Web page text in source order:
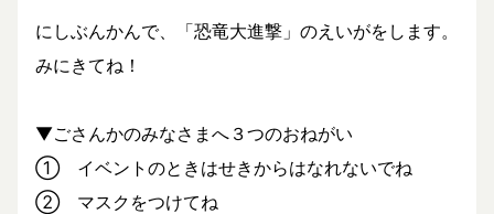
にしぶんかんで、「恐竜大進撃」のえいがをします。
みにきてね！
▼ごさんかのみなさまへ３つのおねがい
① イベントのときはせきからはなれないでね
② マスクをつけてね